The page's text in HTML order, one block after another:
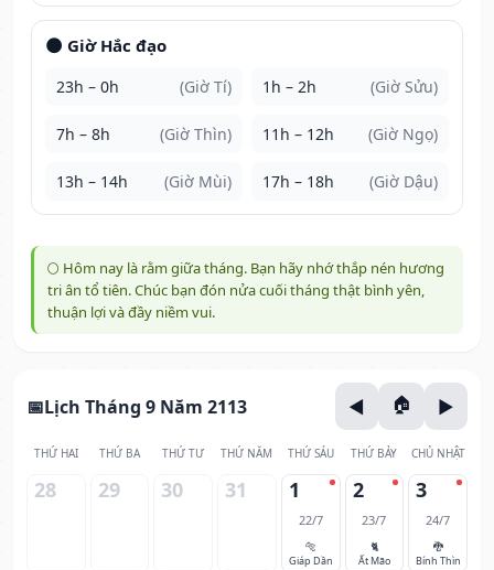
🌑 Giờ Hắc đạo
23h – 0h (Giờ Tí) 1h – 2h (Giờ Sửu)
7h – 8h (Giờ Thìn) 11h – 12h (Giờ Ngọ)
13h – 14h (Giờ Mùi) 17h – 18h (Giờ Dậu)
🌕 Hôm nay là rằm giữa tháng. Bạn hãy nhớ thắp nén hương
tri ân tổ tiên. Chúc bạn đón nửa cuối tháng thật bình yên,
thuận lợi và đầy niềm vui.
Lịch Tháng 9 Năm 2113
THỨ HAI THỨ BA THỨ TƯ THỨ NĂM THỨ SÁU THỨ BẢY CHỦ NHẬT
28 29 30 31 1
22/7
🐅
Giáp Dần
2
23/7
🐈
Ất Mão
3
24/7
🐉
Bính Thìn